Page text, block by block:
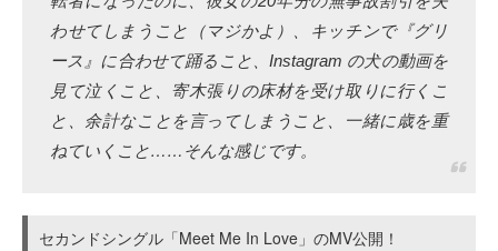
わせてしまうこと（マジかよ）、キッチンで『グリ
ース』に合わせて踊ること、Instagram の犬の動画を
見て泣くこと、寄木張りの床材を受け取りに行くこ
と、余計なことを言ってしまうこと、一緒に歳を重
ねていくこと……そんな感じです。
セカンドシングル「Meet Me In Love」のMV公開！